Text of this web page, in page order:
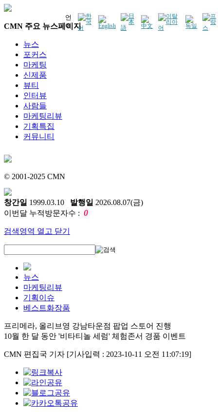
언
어
CMN 주요 뉴스페이지
뉴스
포커스
마케팅
신제품
뷰티
인터뷰
사람들
마케팅리뷰
기획특집
커뮤니티
© 2001-2025 CMN
창간일 1999.03.10 발행일 2026.08.07(금)
이번달 누적방문자수 : 0
검색영역 열고 닫기
뉴스
마케팅리뷰
기획이슈
베스트화장품
프리메라, 올리브영 강남타운점 팝업 스토어 진행
10월 한 달 동안 '비타티놀 세럼' 체험존서 경품 이벤트
CMN 편집국 기자 [기사입력 : 2023-10-11 오전 11:07:19]